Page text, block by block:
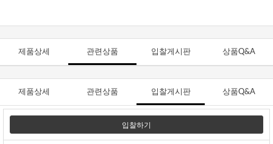
제품상세 관련상품 입찰게시판 상품Q&A
제품상세 관련상품 입찰게시판 상품Q&A
입찰하기